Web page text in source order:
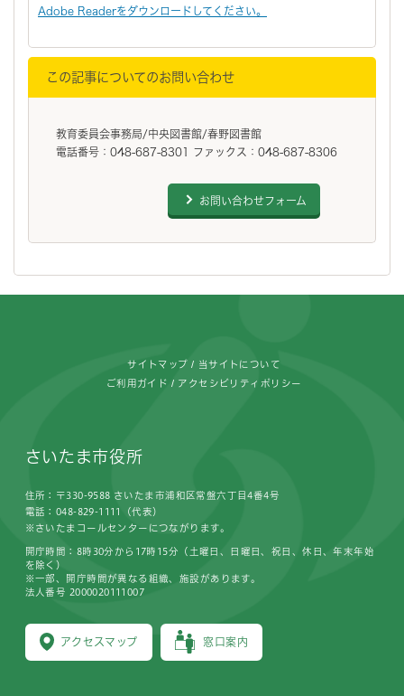
Adobe Readerをダウンロードしてください。
この記事についてのお問い合わせ
教育委員会事務局/中央図書館/春野図書館
電話番号：048-687-8301 ファックス：048-687-8306
お問い合わせフォーム
サイトマップ 当サイトについて
ご利用ガイド アクセシビリティポリシー
さいたま市役所
住所：〒330-9588 さいたま市浦和区常盤六丁目4番4号
電話：048-829-1111（代表）
※さいたまコールセンターにつながります。
アクセスマップ 窓口案内
開庁時間：8時30分から17時15分（土曜日、日曜日、祝日、休日、年末年始
を除く）
※一部、開庁時間が異なる組織、施設があります。
法人番号 2000020111007